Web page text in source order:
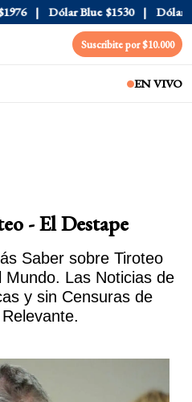
Dólar Blue $1530 Dólar CCL
Suscribite por $10.000
EN VIVO
- El Destape
Saber sobre Tiroteo
Mundo. Las Noticias de
y sin Censuras de